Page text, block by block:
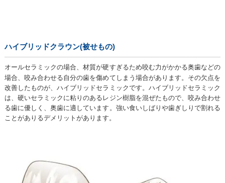
ハイブリッドクラウン(被せもの)
オールセラミックの場合、材質が硬すぎるため咬む力がかかる奥歯などの
場合、咬み合わせる自分の歯を傷めてしまう場合があります。その欠点を
改善したものが、ハイブリッドセラミックです。ハイブリッドセラミック
は、硬いセラミックに粘りのあるレジン樹脂を混ぜたもので、咬み合わせ
る歯に優しく、奥歯に適しています。強い食いしばりや歯ぎしりで割れる
ことがありるデメリットがあります。